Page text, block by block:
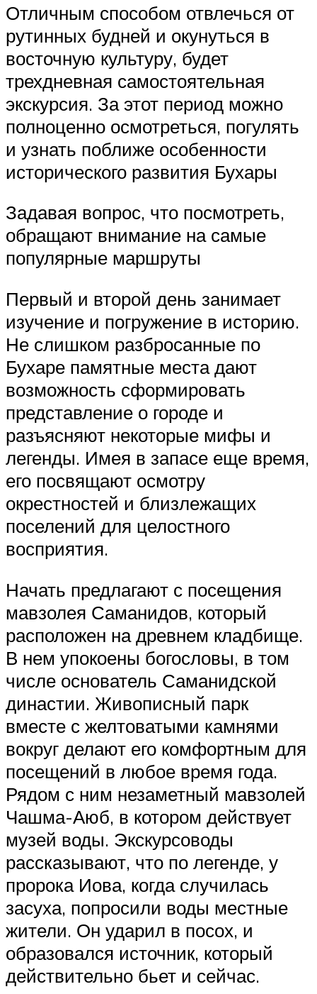
Отличным способом отвлечься от
рутинных будней и окунуться в
восточную культуру, будет
трехдневная самостоятельная
экскурсия. За этот период можно
полноценно осмотреться, погулять
и узнать поближе особенности
исторического развития Бухары
Задавая вопрос, что посмотреть,
обращают внимание на самые
популярные маршруты
Первый и второй день занимает
изучение и погружение в историю.
Не слишком разбросанные по
Бухаре памятные места дают
возможность сформировать
представление о городе и
разъясняют некоторые мифы и
легенды. Имея в запасе еще время,
его посвящают осмотру
окрестностей и близлежащих
поселений для целостного
восприятия.
Начать предлагают с посещения
мавзолея Саманидов, который
расположен на древнем кладбище.
В нем упокоены богословы, в том
числе основатель Саманидской
династии. Живописный парк
вместе с желтоватыми камнями
вокруг делают его комфортным для
посещений в любое время года.
Рядом с ним незаметный мавзолей
Чашма-Аюб, в котором действует
музей воды. Экскурсоводы
рассказывают, что по легенде, у
пророка Иова, когда случилась
засуха, попросили воды местные
жители. Он ударил в посох, и
образовался источник, который
действительно бьет и сейчас.